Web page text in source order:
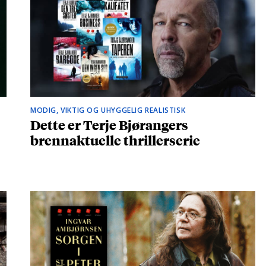
MODIG, VIKTIG OG UHYGGELIG REALISTISK
Dette er Terje Bjørangers
brennaktuelle thrillerserie